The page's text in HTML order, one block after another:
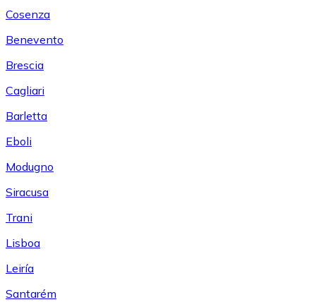
Cosenza
Benevento
Brescia
Cagliari
Barletta
Eboli
Modugno
Siracusa
Trani
Lisboa
Leiría
Santarém